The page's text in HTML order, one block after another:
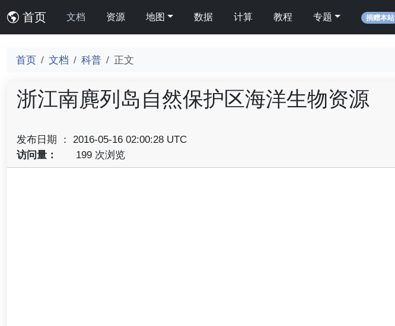
首页 文档 资源 地图 数据 计算 教程 专题 捐赠本站
首页 文档 科普 正文
浙江南麂列岛自然保护区海洋生物资源
发布日期 ： 2016-05-16 02:00:28 UTC
访问量：
199 次浏览